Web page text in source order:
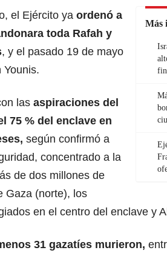
Más
el Ejército ya ordenó a
toda Rafah y
, y el pasado 19 de mayo
Younis.
las aspiraciones del
75 % del enclave en
según confirmó a
concentrado a la
de dos millones de
Gaza (norte), los
en el centro del enclave y
31 gazatíes murieron,